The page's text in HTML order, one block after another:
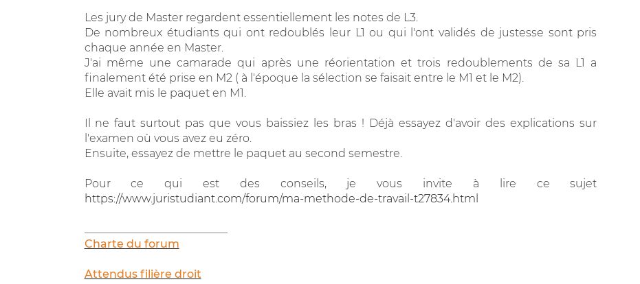
Les jury de Master regardent essentiellement les notes de L3.
De nombreux étudiants qui ont redoublés leur L1 ou qui l'ont validés de justesse sont pris
chaque année en Master.
J'ai même une camarade qui après une réorientation et trois redoublements de sa L1 a
finalement été prise en M2 ( à l'époque la sélection se faisait entre le M1 et le M2).
Elle avait mis le paquet en M1.
Il ne faut surtout pas que vous baissiez les bras ! Déjà essayez d'avoir des explications sur
l'examen où vous avez eu zéro.
Ensuite, essayez de mettre le paquet au second semestre.
Pour ce qui est des conseils, je vous invite à lire ce sujet
https://www.juristudiant.com/forum/ma-methode-de-travail-t27834.html
Charte du forum
Attendus filière droit